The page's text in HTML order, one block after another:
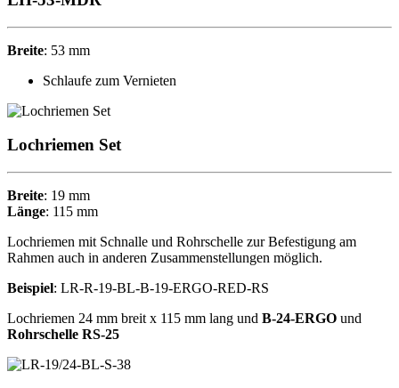
Breite: 53 mm
Schlaufe zum Vernieten
Lochriemen Set
Breite: 19 mm
Länge: 115 mm
Lochriemen mit Schnalle und Rohrschelle zur Befestigung am
Rahmen auch in anderen Zusammenstellungen möglich.
Beispiel: LR-R-19-BL-B-19-ERGO-RED-RS
Lochriemen 24 mm breit x 115 mm lang und B-24-ERGO und
Rohrschelle RS-25